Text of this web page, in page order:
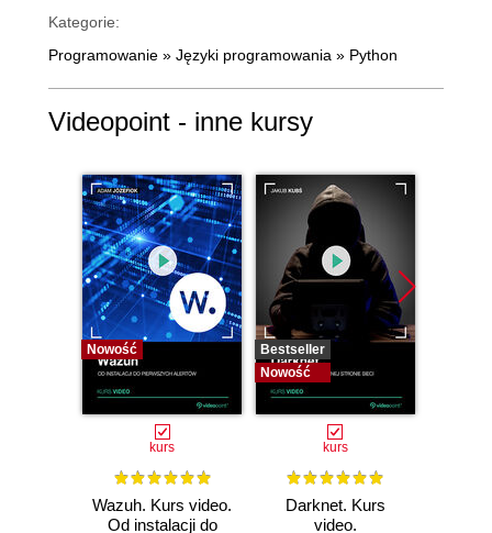
Kategorie:
Programowanie » Języki programowania » Python
Videopoint - inne kursy
Nowość
kurs
Wazuh. Kurs video.
Od instalacji do
Bestseller
Nowość
kurs
Darknet. Kurs
video.